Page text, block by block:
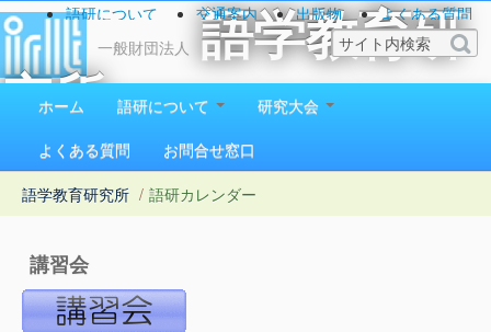
一般財団法人
語学教育研
究所
1923（大正12）年創立
語研について 交通案内 出版物
よくある質問
お問い合わせ
ホーム 語研について
研究大会
よくある質問
お問合せ窓口
語学教育研究所 / 語研カレンダー
講習会